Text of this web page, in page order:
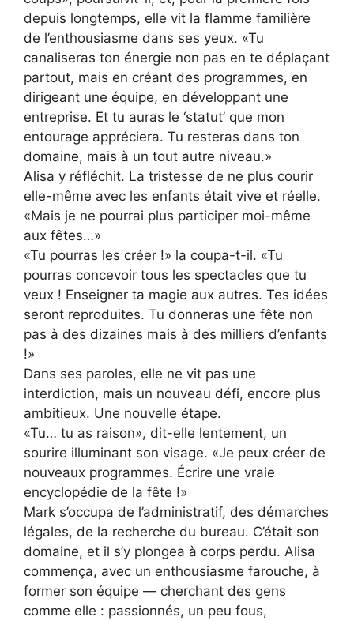
depuis longtemps, elle vit la flamme familière
de l’enthousiasme dans ses yeux. «Tu
canaliseras ton énergie non pas en te déplaçant
partout, mais en créant des programmes, en
dirigeant une équipe, en développant une
entreprise. Et tu auras le ‘statut’ que mon
entourage appréciera. Tu resteras dans ton
domaine, mais à un tout autre niveau.»
Alisa y réfléchit. La tristesse de ne plus courir
elle-même avec les enfants était vive et réelle.
«Mais je ne pourrai plus participer moi-même
aux fêtes…»
«Tu pourras les créer !» la coupa-t-il. «Tu
pourras concevoir tous les spectacles que tu
veux ! Enseigner ta magie aux autres. Tes idées
seront reproduites. Tu donneras une fête non
pas à des dizaines mais à des milliers d’enfants
!»
Dans ses paroles, elle ne vit pas une
interdiction, mais un nouveau défi, encore plus
ambitieux. Une nouvelle étape.
«Tu… tu as raison», dit-elle lentement, un
sourire illuminant son visage. «Je peux créer de
nouveaux programmes. Écrire une vraie
encyclopédie de la fête !»
Mark s’occupa de l’administratif, des démarches
légales, de la recherche du bureau. C’était son
domaine, et il s’y plongea à corps perdu. Alisa
commença, avec un enthousiasme farouche, à
former son équipe — cherchant des gens
comme elle : passionnés, un peu fous,